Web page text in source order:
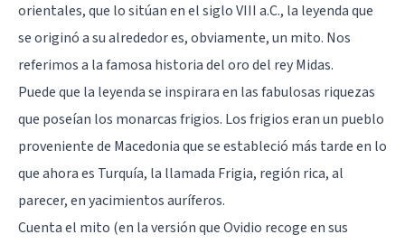
orientales, que lo sitúan en el siglo VIII a.C., la leyenda que
se originó a su alrededor es, obviamente, un mito. Nos
referimos a la famosa historia del oro del rey Midas.
Puede que la leyenda se inspirara en las fabulosas riquezas
que poseían los monarcas frigios. Los frigios eran un pueblo
proveniente de Macedonia que se estableció más tarde en lo
que ahora es Turquía, la llamada Frigia, región rica, al
parecer, en yacimientos auríferos.
Cuenta el mito (en la versión que Ovidio recoge en sus